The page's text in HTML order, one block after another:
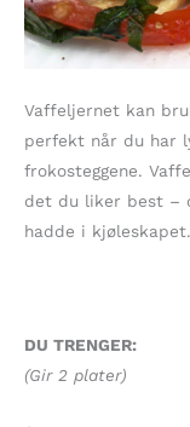
Vaffeljernet kan
perfekt når du har
frokosteggene.
det du liker best –
hadde i
DU TRENGER:
(Gir 2 plater)